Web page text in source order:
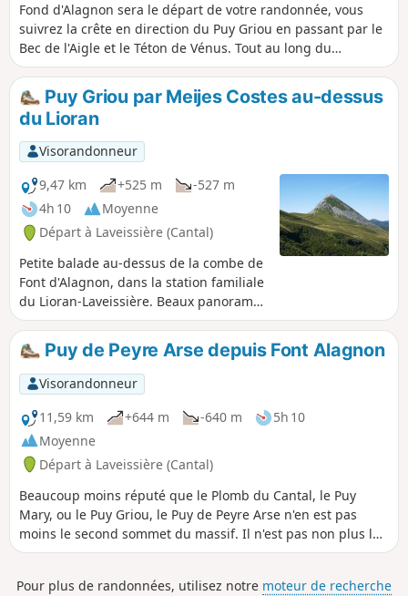
Fond d'Alagnon sera le départ de votre randonnée, vous
suivrez la crête en direction du Puy Griou en passant par le
Bec de l'Aigle et le Téton de Vénus. Tout au long du
parcours vous admirerez de nombreux points de vue sur le
Plomb Cantal, le Puy Mary, le Peyre Arse et de nombreux
autres sommets.
Puy Griou par Meijes Costes au-dessus
du Lioran
Visorandonneur
9,47 km
+525 m
-527 m
4h 10
Moyenne
Départ à Laveissière (Cantal)
Petite balade au-dessus de la combe de
Font d'Alagnon, dans la station familiale
du Lioran-Laveissière. Beaux panoramas
de part et d'autre du Col de Rombière et
les plus courageux pourront faire
l'ascension du Puy Griou. À la fin de
l'été, on pourra même cueillir quelques
myrtilles sur les pentes bien exposées.
Puy de Peyre Arse depuis Font Alagnon
Visorandonneur
11,59 km
+644 m -640 m
5h 10
Moyenne
Départ à Laveissière (Cantal)
Beaucoup moins réputé que le Plomb du Cantal, le Puy
Mary, ou le Puy Griou, le Puy de Peyre Arse n'en est pas
moins le second sommet du massif. Il n'est pas non plus le
plus facile à atteindre. De la Font d'Alagnon, il faut d'abord
Bataillouse pour rejoindre le Col de Cabre. C'est depuis ce
Pour plus de randonnées, utilisez notre moteur de recherche